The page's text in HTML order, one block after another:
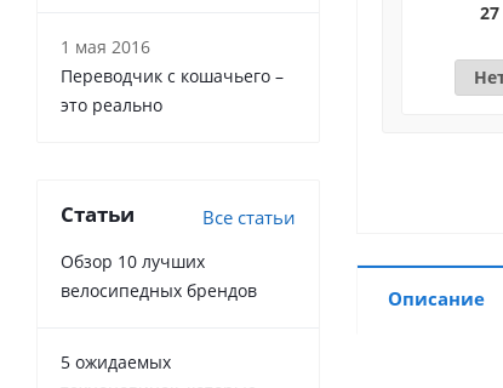
Описание
1 мая 2016
Переводчик с кошачьего –
это реально
Статьи Все статьи
Обзор 10 лучших
велосипедных брендов
5 ожидаемых